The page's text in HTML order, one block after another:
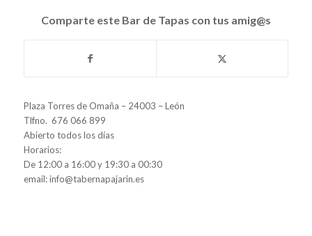
Comparte este Bar de Tapas con tus amig@s
Plaza Torres de Omaña – 24003 – León
Tlfno. 676 066 899
Abierto todos los días
Horarios:
De 12:00 a 16:00 y 19:30 a 00:30
email: info@tabernapajarin.es